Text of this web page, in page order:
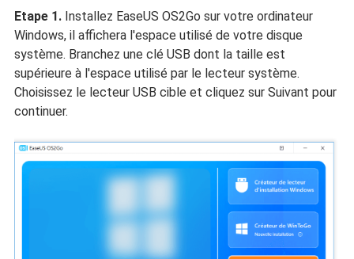
Etape 1. Installez EaseUS OS2Go sur votre ordinateur
Windows, il affichera l'espace utilisé de votre disque
système. Branchez une clé USB dont la taille est
supérieure à l'espace utilisé par le lecteur système.
Choisissez le lecteur USB cible et cliquez sur Suivant pour
continuer.